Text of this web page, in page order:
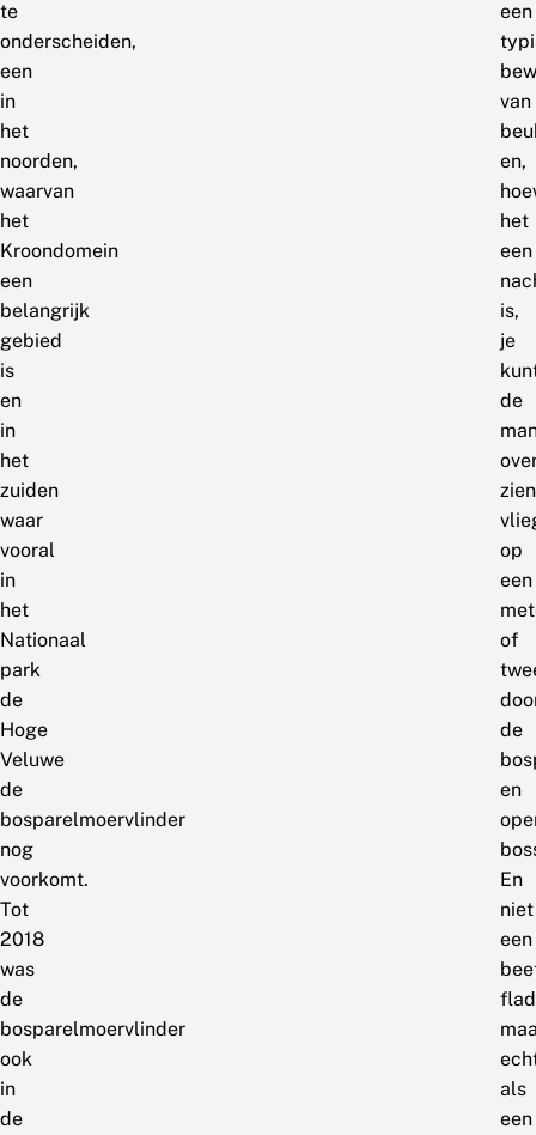
te
onderscheiden,
een
in
het
noorden,
waarvan
het
Kroondomein
een
belangrijk
gebied
is
en
in
het
zuiden
waar
vooral
in
het
Nationaal
park
de
Hoge
Veluwe
de
bosparelmoervlinder
nog
voorkomt.
Tot
2018
was
de
bosparelmoervlinder
ook
in
de
een
van
en,
het
een
is,
je
de
zien
op
een
of
de
en
En
niet
een
als
een